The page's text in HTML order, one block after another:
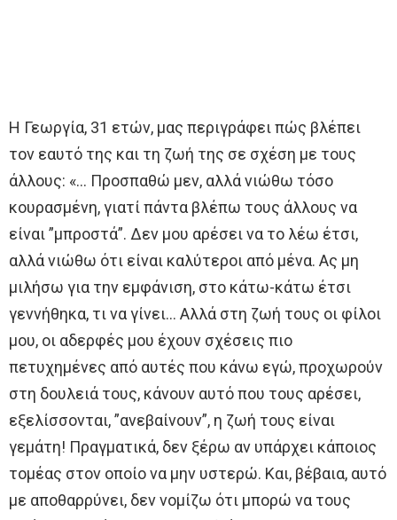
Η Γεωργία, 31 ετών, μας περιγράφει πώς βλέπει
τον εαυτό της και τη ζωή της σε σχέση με τους
άλλους: «… Προσπαθώ μεν, αλλά νιώθω τόσο
κουρασμένη, γιατί πάντα βλέπω τους άλλους να
είναι ”μπροστά”. Δεν μου αρέσει να το λέω έτσι,
αλλά νιώθω ότι είναι καλύτεροι από μένα. Ας μη
μιλήσω για την εμφάνιση, στο κάτω-κάτω έτσι
γεννήθηκα, τι να γίνει… Αλλά στη ζωή τους οι φίλοι
μου, οι αδερφές μου έχουν σχέσεις πιο
πετυχημένες από αυτές που κάνω εγώ, προχωρούν
στη δουλειά τους, κάνουν αυτό που τους αρέσει,
εξελίσσονται, ”ανεβαίνουν”, η ζωή τους είναι
γεμάτη! Πραγματικά, δεν ξέρω αν υπάρχει κάποιος
τομέας στον οποίο να μην υστερώ. Και, βέβαια, αυτό
με αποθαρρύνει, δεν νομίζω ότι μπορώ να τους